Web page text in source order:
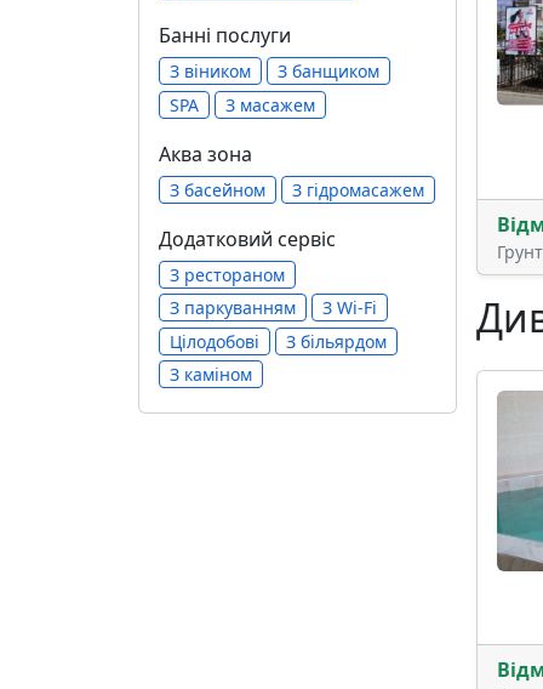
Банні послуги
З віником
З банщиком
SPA
З масажем
Аква зона
З басейном З гідромасажем
Додатковий сервіс
З рестораном
З паркуванням
З Wi-Fi
Цілодобові
З більярдом
З каміном